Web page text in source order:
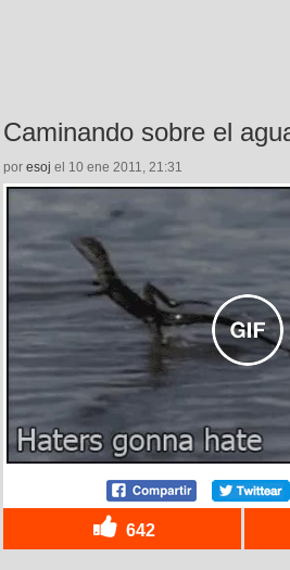
Caminando sobre el
por esoj el 10 ene 2011, 21:31
642